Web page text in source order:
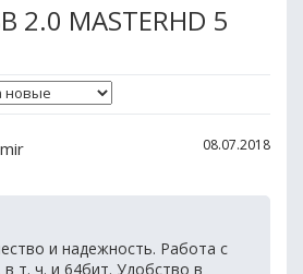
2.0 MASTERHD 5
08.07.2018
и надежность. Работа с
т. ч. и 64бит. Удобство в